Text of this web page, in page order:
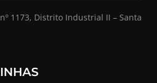
1173, Distrito Industrial II – Santa